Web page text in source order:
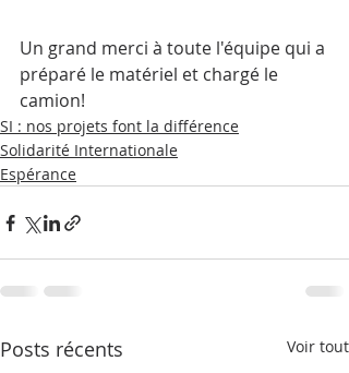
Un grand merci à toute l'équipe qui a
préparé le matériel et chargé le
camion!
SI : nos projets font la différence
Solidarité Internationale
Espérance
Posts récents Voir tout